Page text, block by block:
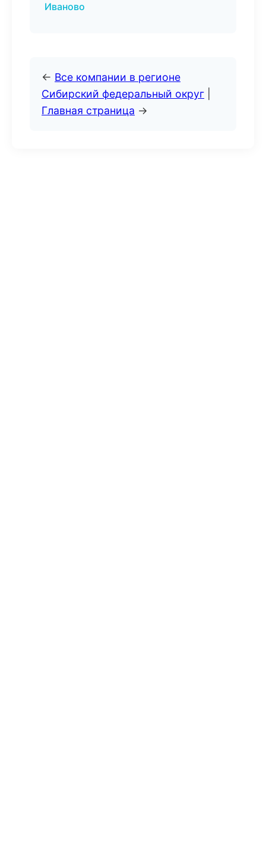
Иваново
← Все компании в регионе
Сибирский федеральный округ
Главная страница →